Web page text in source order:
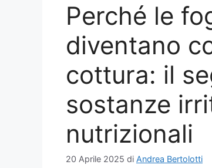
Perché le
diventano
cottura: il
sostanze
nutrizionali
20 Aprile 2025 di Andrea Bertolotti